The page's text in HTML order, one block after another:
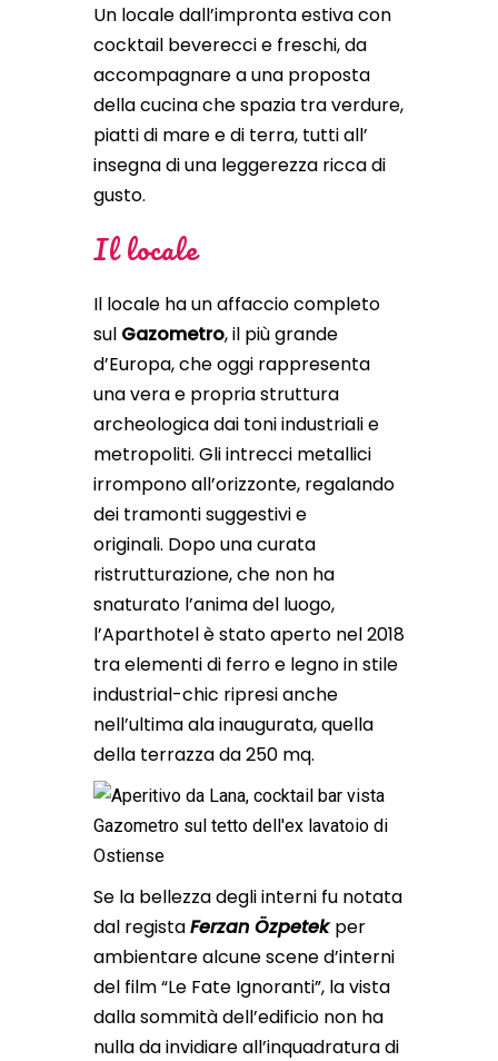
Un locale dall’impronta estiva con
cocktail beverecci e freschi, da
accompagnare a una proposta
della cucina che spazia tra verdure,
piatti di mare e di terra, tutti all’
insegna di una leggerezza ricca di
gusto.
Il locale
Il locale ha un affaccio completo
sul Gazometro, il più grande
d’Europa, che oggi rappresenta
una vera e propria struttura
archeologica dai toni industriali e
metropoliti. Gli intrecci metallici
irrompono all’orizzonte, regalando
dei tramonti suggestivi e
originali. Dopo una curata
ristrutturazione, che non ha
snaturato l’anima del luogo,
l’Aparthotel è stato aperto nel 2018
tra elementi di ferro e legno in stile
industrial-chic ripresi anche
nell’ultima ala inaugurata, quella
della terrazza da 250 mq.
Se la bellezza degli interni fu notata
dal registaFerzan Özpetekper
ambientare alcune scene d’interni
del film “Le Fate Ignoranti”, la vista
dalla sommità dell’edificio non ha
nulla da invidiare all’inquadratura di